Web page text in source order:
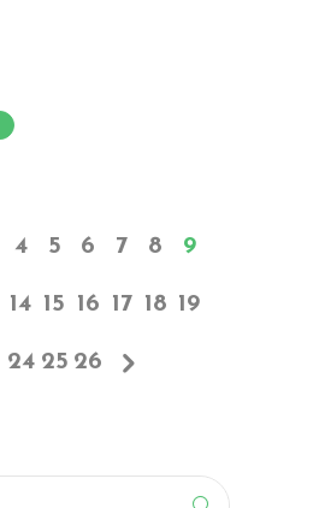
4 5 6 7 8 9
14 15 16 17 18 19
24 25 26